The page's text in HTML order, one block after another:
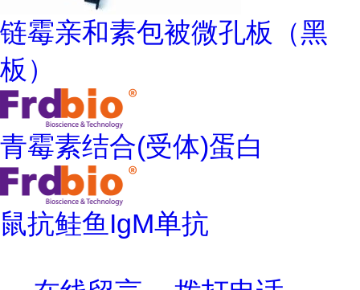
链霉亲和素包被微孔板（黑
板）
青霉素结合(受体)蛋白
鼠抗鲑鱼IgM单抗